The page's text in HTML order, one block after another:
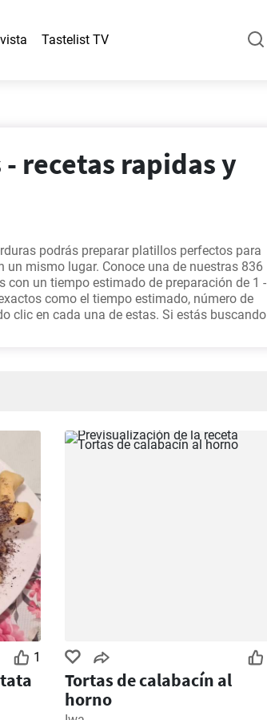
Tastelist TV
recetas rapidas y
podrás preparar platillos perfectos para
mismo lugar. Conoce una de nuestras 836
con un tiempo estimado de preparación de 1 -
como el tiempo estimado, número de
clic en cada una de estas. Si estás buscando
1
Tortas de calabacín al
horno